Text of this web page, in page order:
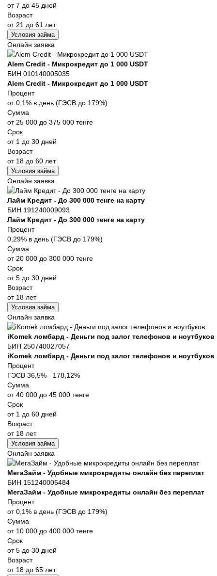
от 7 до 45 дней
Возраст
от 21 до 61 лет
Условия займа
Онлайн заявка
Alem Credit - Микрокредит до 1 000 USDT
БИН 010140005035
Alem Credit - Микрокредит до 1 000 USDT
Процент
от 0,1% в день (ГЭСВ до 179%)
Сумма
от 25 000 до 375 000 тенге
Срок
от 1 до 30 дней
Возраст
от 18 до 60 лет
Условия займа
Онлайн заявка
Лайм Кредит - До 300 000 тенге на карту
БИН 191240009093
Лайм Кредит - До 300 000 тенге на карту
Процент
0,29% в день (ГЭСВ до 179%)
Сумма
от 20 000 до 300 000 тенге
Срок
от 5 до 30 дней
Возраст
от 18 лет
Условия займа
Онлайн заявка
iKomek ломбард - Деньги под залог телефонов и ноутбуков
БИН 250740027057
iKomek ломбард - Деньги под залог телефонов и ноутбуков
Процент
ГЭСВ 36,5% - 178,12%
Сумма
от 40 000 до 45 000 тенге
Срок
от 1 до 60 дней
Возраст
от 18 лет
Условия займа
Онлайн заявка
МегаЗайм - Удобные микрокредиты онлайн без переплат
БИН 151240006484
МегаЗайм - Удобные микрокредиты онлайн без переплат
Процент
от 0,1% в день (ГЭСВ до 179%)
Сумма
от 10 000 до 400 000 тенге
Срок
от 5 до 30 дней
Возраст
от 18 до 65 лет